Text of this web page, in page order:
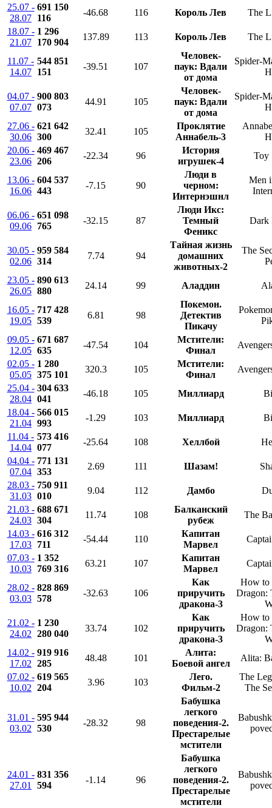
25.07 -
28.07
691 150
116
-46.68 116 Король Лев
The
18.07 -
21.07
1 296
170 904
137.89 113 Король Лев The
11.07 -
14.07
544 851
151
-39.51 107
Человек-
паук: Вдали
от дома
Spider-
04.07 -
07.07
900 803
073
44.91 105
Человек-
паук: Вдали
от дома
Spider-
27.06 -
30.06
621 642
300
32.41 105
Проклятие
Аннабель-3
20.06 -
23.06
469 467
206
-22.34 96
История
игрушек-4
Toy
13.06 -
16.06
604 537
443
-7.15 90
Люди в
черном:
Интернэшнл
Men
06.06 -
09.06
651 098
765
-32.15 87
Люди Икс:
Темный
Феникс
Dark
30.05 -
02.06
959 584
314
7.74 94
Тайная жизнь
домашних
животных-2
The
23.05 -
26.05
890 613
880
24.14 99 Аладдин
16.05 -
19.05
717 428
539
6.81 98
Покемон.
Детектив
Пикачу
09.05 -
12.05
671 687
635
-47.54 104
Мстители:
Финал
02.05 -
05.05
1 280
375 101
320.3 105
Мстители:
Финал
25.04 -
28.04
304 633
041
-46.18 105 Миллиард
18.04 -
21.04
566 015
993
-1.29 103 Миллиард
11.04 -
14.04
573 416
077
-25.64 108 Хеллбой
04.04 -
07.04
771 131
353
2.69 111 Шазам!
28.03 -
31.03
750 911
010
9.04 112 Дамбо
21.03 -
24.03
688 671
304
11.74 108
Балканский
рубеж
The
14.03 -
17.03
616 312
711
-54.44 110
Капитан
Марвел
07.03 -
10.03
1 352
769 316
63.21 107
Капитан
Марвел
28.02 -
03.03
828 869
578
-32.63 106
Как
приручить
дракона-3
How to
Dragon:
21.02 -
24.02
1 230
280 040
33.74 102
Как
приручить
дракона-3
How to
Dragon:
14.02 -
17.02
919 916
285
48.48 101
Алита:
Боевой ангел
Alita:
07.02 -
10.02
619 565
204
3.96 103
Лего.
Фильм-2
The
The
31.01 -
03.02
595 944
530
-28.32 98
Бабушка
легкого
поведения-2.
Престарелые
мстители
24.01 -
27.01
831 356
594
-1.14 96
Бабушка
легкого
поведения-2.
Престарелые
мстители